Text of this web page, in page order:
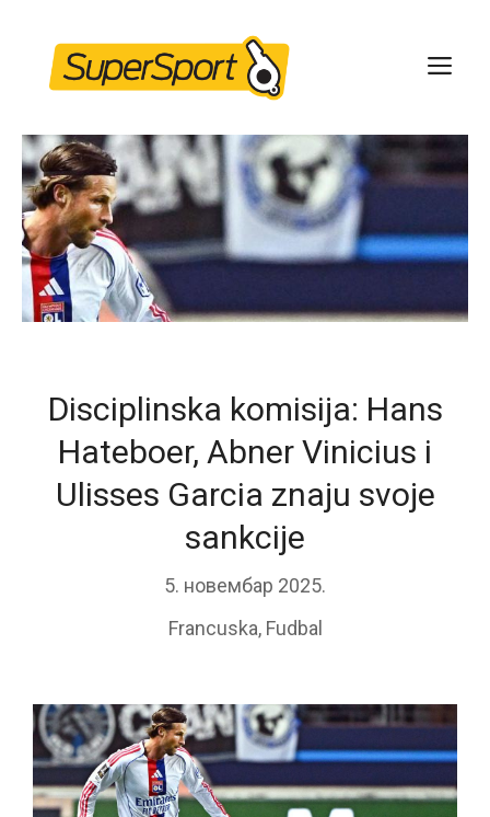
content
Disciplinska komisija: Hans
Hateboer, Abner Vinicius i
Ulisses Garcia znaju svoje
sankcije
5. новембар 2025.
Francuska, Fudbal